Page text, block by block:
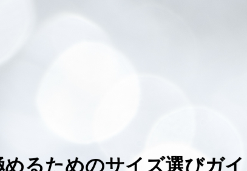
るためのサイズ選びガ